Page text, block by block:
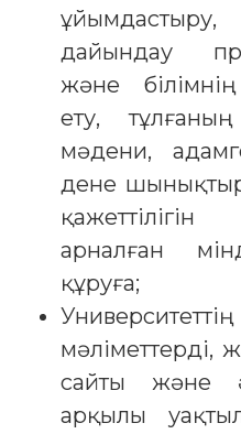
дайындау
және білімнің
ету,
мәдени,
дене
арналған
құруға;
мәліметтерді,
сайты және
арқылы